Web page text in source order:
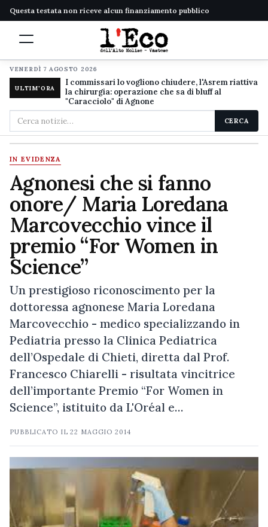
Questa testata non riceve alcun finanziamento pubblico
VENERDÌ 7 AGOSTO 2026
ULTIM'ORA
I commissari lo vogliono chiudere, l'Asrem riattiva
la chirurgia: operazione che sa di bluff al
"Caracciolo" di Agnone
Cerca
nel
sito
CERCA
IN EVIDENZA
Agnonesi che si fanno
onore/ Maria Loredana
Marcovecchio vince il
premio “For Women in
Science”
Un prestigioso riconoscimento per la
dottoressa agnonese Maria Loredana
Marcovecchio - medico specializzando in
Pediatria presso la Clinica Pediatrica
dell’Ospedale di Chieti, diretta dal Prof.
Francesco Chiarelli - risultata vincitrice
dell’importante Premio “For Women in
Science”, istituito da L'Oréal e…
PUBBLICATO IL22 MAGGIO 2014